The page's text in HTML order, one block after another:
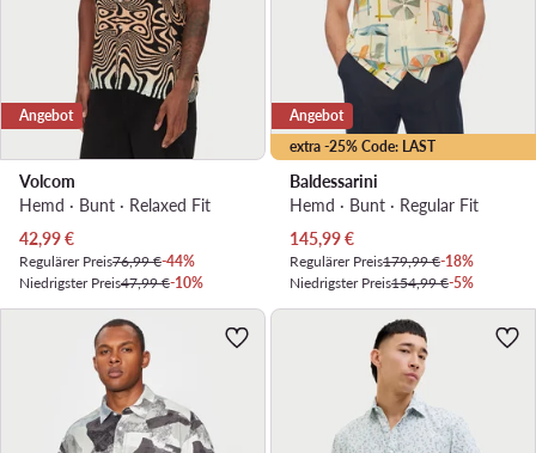
Angebot
Volcom
Hemd · Bunt · Relaxed Fit
Aktueller Preis
42,99€
Regulärer Preis76,99 €-44%
Niedrigster Preis47,99 €-10%
extra -25% Code: LAST
Angebot
Baldessarini
Hemd · Bunt · Regular Fit
Aktueller Preis
145,99€
Regulärer Preis179,99 €-18%
Niedrigster Preis154,99 €-5%